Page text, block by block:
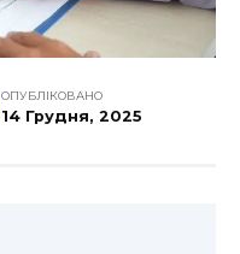
ОПУБЛІКОВАНО
14 Грудня, 2025